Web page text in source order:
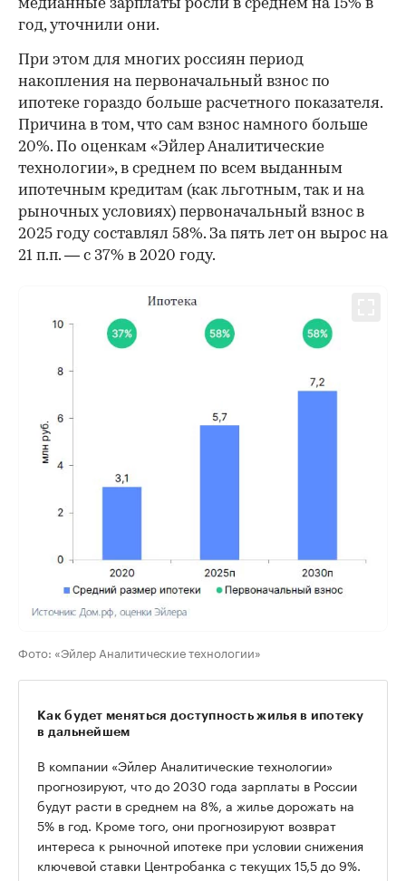
медианные зарплаты росли в среднем на 15% в
год, уточнили они.
При этом для многих россиян период
накопления на первоначальный взнос по
ипотеке гораздо больше расчетного показателя.
Причина в том, что сам взнос намного больше
20%. По оценкам «Эйлер Аналитические
технологии», в среднем по всем выданным
ипотечным кредитам (как льготным, так и на
рыночных условиях) первоначальный взнос в
2025 году составлял 58%. За пять лет он вырос на
21 п.п. — с 37% в 2020 году.
Фото: «Эйлер Аналитические технологии»
Как будет меняться доступность жилья в ипотеку
в дальнейшем
В компании «Эйлер Аналитические технологии»
прогнозируют, что до 2030 года зарплаты в России
будут расти в среднем на 8%, а жилье дорожать на
5% в год. Кроме того, они прогнозируют возврат
интереса к рыночной ипотеке при условии снижения
ключевой ставки Центробанка с текущих 15,5 до 9%.